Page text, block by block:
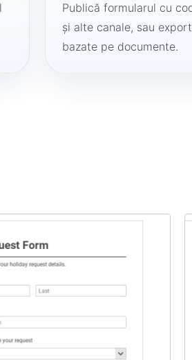
Publică formularul cu
și alte canale, sau
bazate pe documente.